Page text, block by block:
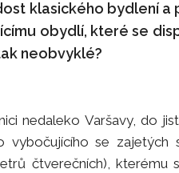
klasického bydlení a
obydlí, které se
neobvyklé?
nedaleko Varšavy, do
vybočujícího se zajetých
čtverečních), kterému